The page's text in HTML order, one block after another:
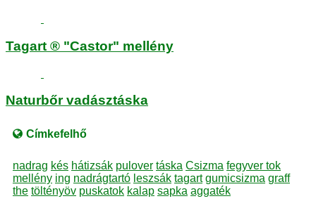
Tagart ® "Castor" mellény
Naturbőr vadásztáska
Címkefelhő
nadrag kés hátizsák pulover táska Csizma fegyver tok
mellény ing nadrágtartó leszsák tagart gumicsizma graff
the töltényöv puskatok kalap sapka aggaték